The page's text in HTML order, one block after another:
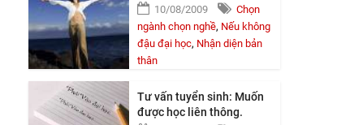
10/08/2009
Chọn
ngành chọn nghề, Nếu không
đậu đại học, Nhận diện bản
thân
Tư vấn tuyển sinh: Muốn
được học liên thông.